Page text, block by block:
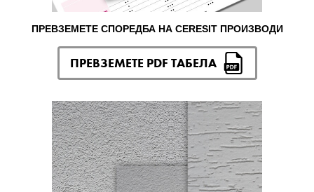
ПРЕВЗЕМЕТЕ СПОРЕДБА НА CERESIT ПРОИЗВОДИ
ПРЕВЗЕМЕТЕ PDF ТАБЕЛА